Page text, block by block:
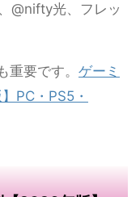
@nifty光、フレッ
要です。 ゲーミ
PC・PS5・